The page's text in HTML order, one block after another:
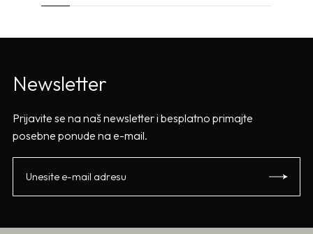
Newsletter
Prijavite se na naš newsletter i besplatno primajte
posebne ponude na e-mail.